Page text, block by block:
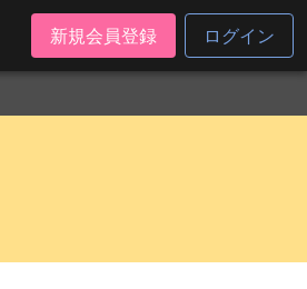
新規会員登録 ログイン